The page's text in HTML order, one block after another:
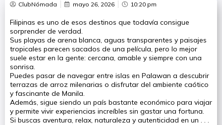
ClubNómada mayo 26, 2026 10:20 pm
Filipinas es uno de esos destinos que todavía consigue
sorprender de verdad.
Sus playas de arena blanca, aguas transparentes y paisajes
tropicales parecen sacados de una película, pero lo mejor
suele estar en la gente: cercana, amable y siempre con una
sonrisa.
Puedes pasar de navegar entre islas en Palawan a descubrir
terrazas de arroz milenarias o disfrutar del ambiente caótico
y fascinante de Manila.
Además, sigue siendo un país bastante económico para viajar
y permite vivir experiencias increíbles sin gastar una fortuna.
Si buscas aventura, relax, naturaleza y autenticidad en un . . .